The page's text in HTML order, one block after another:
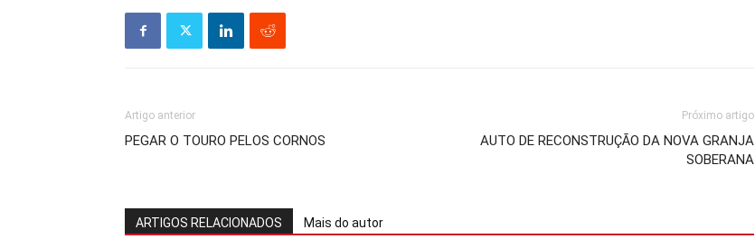
Artigo anterior
PEGAR O TOURO PELOS CORNOS
Próximo artigo
AUTO DE RECONSTRUÇÃO DA NOVA GRANJA
SOBERANA
ARTIGOS RELACIONADOS Mais do autor